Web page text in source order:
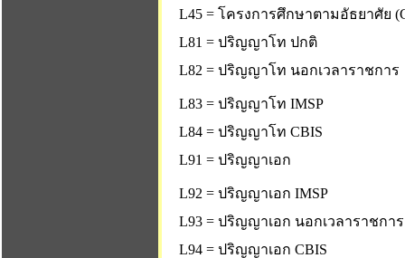
L45 = โครงการศึกษาตามอัธยาศัย
L81 = ปริญญาโท ปกติ
L82 = ปริญญาโท นอกเวลาราชการ
L83 = ปริญญาโท IMSP
L84 = ปริญญาโท CBIS
L91 = ปริญญาเอก
L92 = ปริญญาเอก IMSP
L93 = ปริญญาเอก นอกเวลาราชการ
L94 = ปริญญาเอก CBIS